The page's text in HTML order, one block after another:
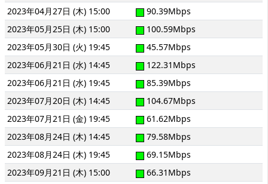
2023年04月27日 (木) 15:00
90.39Mbps
2023年05月25日 (木) 15:00
100.59Mbps
2023年05月30日 (火) 19:45
45.57Mbps
2023年06月21日 (水) 14:45
122.31Mbps
2023年06月21日 (水) 19:45
85.39Mbps
2023年07月20日 (木) 14:45
104.67Mbps
2023年07月21日 (金) 19:45
61.62Mbps
2023年08月24日 (木) 14:45
79.58Mbps
2023年08月24日 (木) 19:45
69.15Mbps
2023年09月21日 (木) 15:00
66.31Mbps